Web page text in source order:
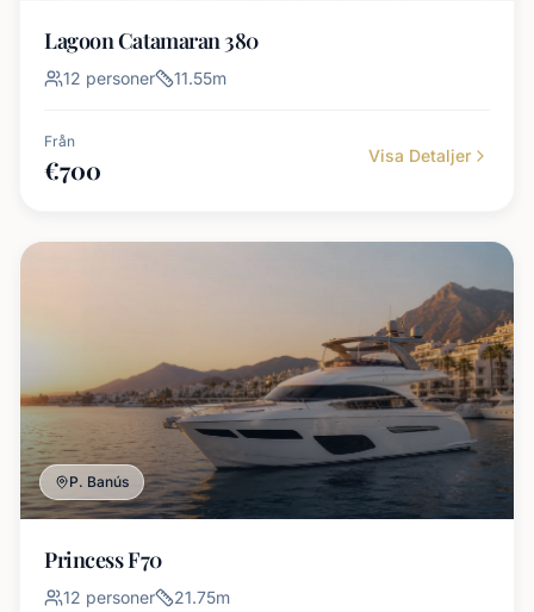
Lagoon Catamaran 380
12 personer 11.55m
Från
€700 Visa Detaljer
P. Banús
Princess F70
12 personer 21.75m